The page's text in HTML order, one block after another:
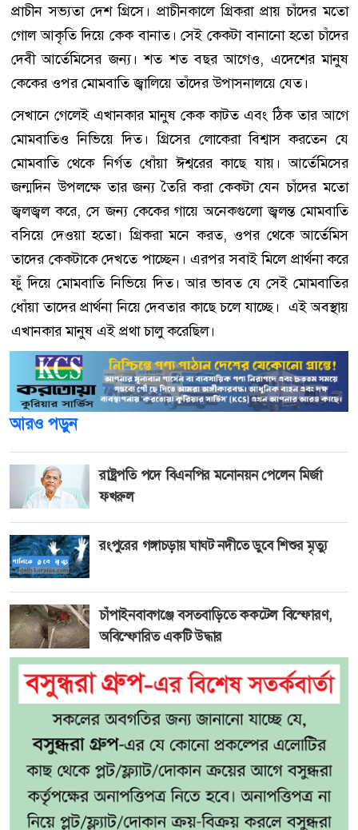
প্রাচীন সভ্যতা দেশ গ্রিসে। প্রাচীনকালে গ্রিকরা প্রায় চাঁদের মতো
গোল আকৃতি দিয়ে কেক বানাত। সেই কেকটা বানানো হতো চাঁদের
দেবী আর্তেমিসের জন্য। শত শত বছর আগেও, এদেশের মানুষ
কেকের ওপর মোমবাতি জ্বালিয়ে তাঁদের উপাসনালয়ে যেত।
সেখানে গেলেই এখানকার মানুষ কেক কাটত এবং ঠিক তার আগে
মোমবাতিও নিভিয়ে দিত। গ্রিসের লোকেরা বিশ্বাস করতেন যে
মোমবাতি থেকে নির্গত ধোঁয়া ঈশ্বরের কাছে যায়। আর্তেমিসের
জন্মদিন উপলক্ষে তার জন্য তৈরি করা কেকটা যেন চাঁদের মতো
জ্বলজ্বল করে, সে জন্য কেকের গায়ে অনেকগুলো জ্বলন্ত মোমবাতি
বসিয়ে দেওয়া হতো। গ্রিকরা মনে করত, ওপর থেকে আর্তেমিস
তাদের কেকটাকে দেখতে পাচ্ছেন। এরপর সবাই মিলে প্রার্থনা করে
ফুঁ দিয়ে মোমবাতি নিভিয়ে দিত। আর ভাবত যে সেই মোমবাতির
ধোঁয়া তাদের প্রার্থনা নিয়ে দেবতার কাছে চলে যাচ্ছে। এই অবস্থায়
এখানকার মানুষ এই প্রথা চালু করেছিল।
আরও পড়ুন
রাষ্ট্রপতি পদে বিএনপির মনোনয়ন পেলেন মির্জা
ফখরুল
রংপুরের গঙ্গাচড়ায় ঘাঘট নদীতে ডুবে শিশুর মৃত্যু
চাঁপাইনবাবগঞ্জে বসতবাড়িতে ককটেল বিস্ফোরণ,
অবিস্ফোরিত একটি উদ্ধার